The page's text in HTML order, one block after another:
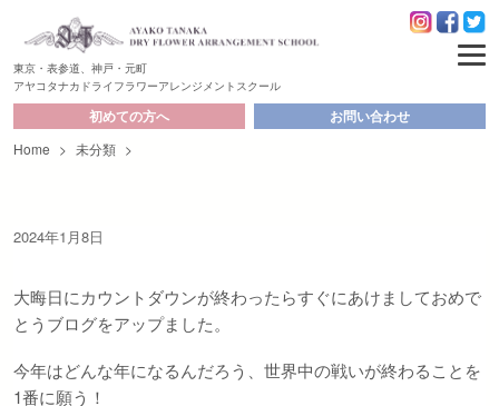
東京・表参道、神戸・元町
アヤコタナカドライフラワーアレンジメントスクール
初めての方へ お問い合わせ
Home > 未分類 >
2024年1月8日
大晦日にカウントダウンが終わったらすぐにあけましておめで
とうブログをアップました。
今年はどんな年になるんだろう、世界中の戦いが終わることを
1番に願う！